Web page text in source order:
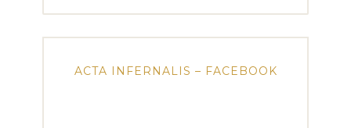
ACTA INFERNALIS – FACEBOOK